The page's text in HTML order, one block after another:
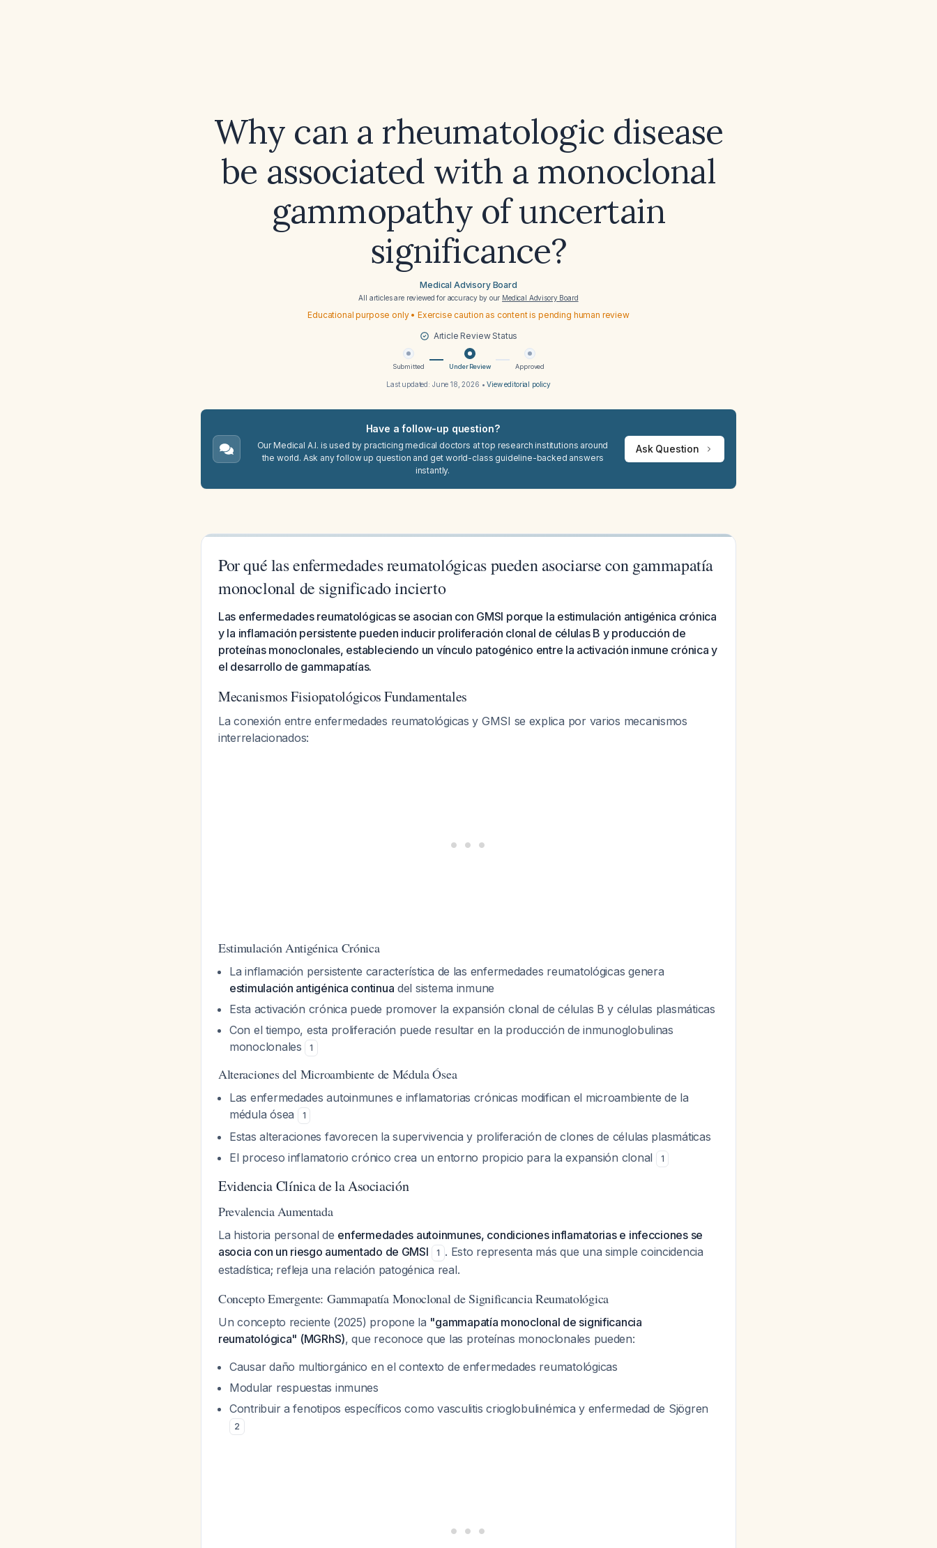
Why can a rheumatologic disease
be associated with a monoclonal
gammopathy of uncertain
significance?
Medical Advisory Board
All articles are reviewed for accuracy by our Medical Advisory Board
Educational purpose only • Exercise caution as content is pending human review
Article Review Status
Submitted Under Review Approved
Last updated: June 18, 2026 •View editorial policy
Have a follow-up question?
Our Medical A.I. is used by practicing medical doctors at top research institutions around
the world. Ask any follow up question and get world-class guideline-backed answers
instantly.
Ask Question
Por qué las enfermedades reumatológicas pueden asociarse con gammapatía
monoclonal de significado incierto
Las enfermedades reumatológicas se asocian con GMSI porque la estimulación antigénica crónica
y la inflamación persistente pueden inducir proliferación clonal de células B y producción de
proteínas monoclonales, estableciendo un vínculo patogénico entre la activación inmune crónica y
el desarrollo de gammapatías.
Mecanismos Fisiopatológicos Fundamentales
La conexión entre enfermedades reumatológicas y GMSI se explica por varios mecanismos
interrelacionados:
Estimulación Antigénica Crónica
La inflamación persistente característica de las enfermedades reumatológicas genera
estimulación antigénica continua del sistema inmune
Esta activación crónica puede promover la expansión clonal de células B y células plasmáticas
Con el tiempo, esta proliferación puede resultar en la producción de inmunoglobulinas
monoclonales
1
Alteraciones del Microambiente de Médula Ósea
Las enfermedades autoinmunes e inflamatorias crónicas modifican el microambiente de la
médula ósea
1
Estas alteraciones favorecen la supervivencia y proliferación de clones de células plasmáticas
El proceso inflamatorio crónico crea un entorno propicio para la expansión clonal
1
Evidencia Clínica de la Asociación
Prevalencia Aumentada
La historia personal de enfermedades autoinmunes, condiciones inflamatorias e infecciones se
asocia con un riesgo aumentado de GMSI
1 . Esto representa más que una simple coincidencia
estadística; refleja una relación patogénica real.
Concepto Emergente: Gammapatía Monoclonal de Significancia Reumatológica
Un concepto reciente (2025) propone la "gammapatía monoclonal de significancia
reumatológica" (MGRhS), que reconoce que las proteínas monoclonales pueden:
Causar daño multiorgánico en el contexto de enfermedades reumatológicas
Modular respuestas inmunes
Contribuir a fenotipos específicos como vasculitis crioglobulinémica y enfermedad de Sjögren
2